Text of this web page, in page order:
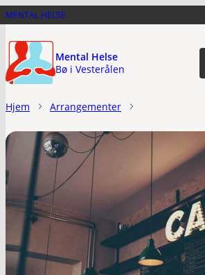
Hopp
hovedinnhold
MENTAL HELSE
Mental Helse
Bø i Vesterålen
Hjem Arrangementer